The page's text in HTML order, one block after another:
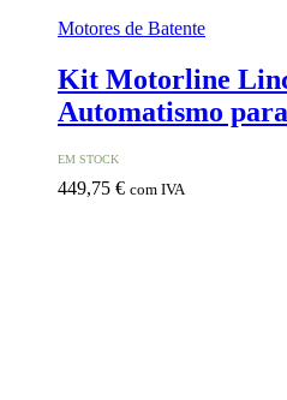
Motores de Batente
Kit Motorline
Automatismo
EM STOCK
449,75 € com IVA